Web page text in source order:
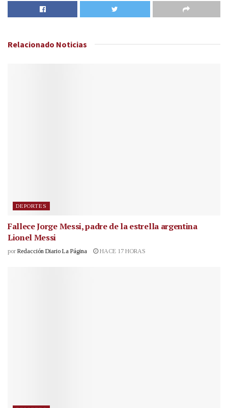
Relacionado Noticias
DEPORTES
Fallece Jorge Messi, padre de la estrella argentina
Lionel Messi
por Redacción Diario La Página HACE 17 HORAS